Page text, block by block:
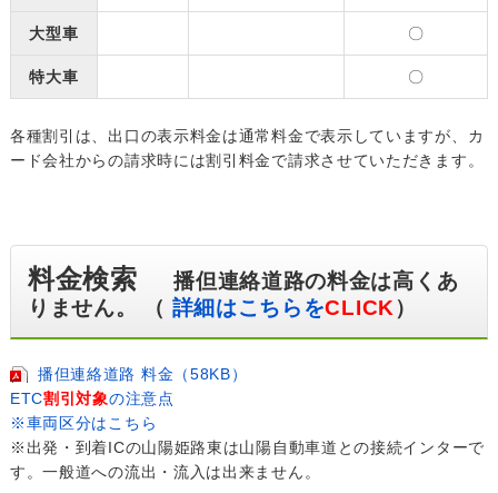
大型車 〇
特大車 〇
各種割引は、出口の表示料金は通常料金で表示していますが、カ
ード会社からの請求時には割引料金で請求させていただきます。
料金検索播但連絡道路の料金は高くあ
りません。 （ 詳細はこちらをCLICK ）
播但連絡道路 料金（58KB）
ETC割引対象の注意点
※車両区分はこちら
※出発・到着ICの山陽姫路東は山陽自動車道との接続インターで
す。一般道への流出・流入は出来ません。